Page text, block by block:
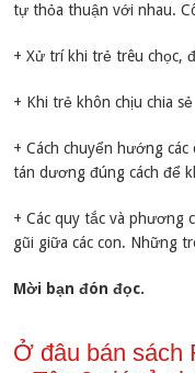
tự thỏa thuận với nhau.
+ Xử trí khi trẻ trêu chọc,
+ Khi trẻ khôn chịu chia sẻ
+ Cách chuyển hướng các
tán dương đúng cách để
+ Các quy tắc và phương
gũi giữa các con. Những
Mời bạn đón đọc.
Ở đâu bán sách